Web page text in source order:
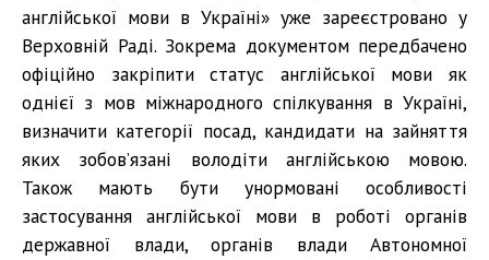
англійської мови в Україні» уже зареєстровано у
Верховній Раді. Зокрема документом передбачено
офіційно закріпити статус англійської мови як
однієї з мов міжнародного спілкування в Україні,
визначити категорії посад, кандидати на зайняття
яких зобов’язані володіти англійською мовою.
Також мають бути унормовані особливості
застосування англійської мови в роботі органів
державної влади, органів влади Автономної